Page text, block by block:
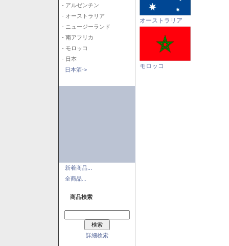
- アルゼンチン
- オーストラリア
- ニュージーランド
- 南アフリカ
- モロッコ
- 日本
日本酒->
新着商品...
全商品...
商品検索
詳細検索
オーストラリア
モロッコ